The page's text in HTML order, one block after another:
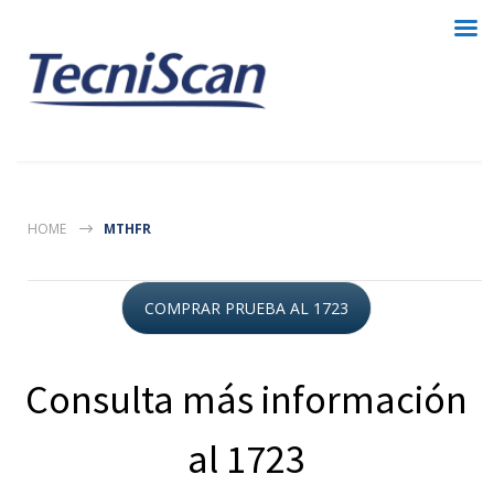
HOME MTHFR
COMPRAR PRUEBA AL 1723
Consulta más información
al 1723